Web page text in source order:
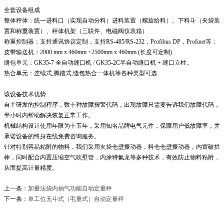
全套设备组成
整体秤体：统一进料口（实现自动分料）进料装置（螺旋给料）、下料斗（夹袋装
置和称重装置）、秤体机架（三联件、电磁阀仪表箱）
称重控制器：支持通讯协议定制，支持RS-485/RS-232，Profibus DP，Profinet等：
皮带输送机：2000 mm x 460mm +2500mm x 460mm (长度可定制)
缝包单元：GK35-7 全自动缝口机 / GK35-2C半自动缝口机 + 缝口立柱。
热合单元：连续式,脚踏式,缝包热合一体机等各种类型可选
该设备技术优势
自主研发的控制程序，数十种故障报警代码，出现故障只需要告诉我们故障代码，
半小时内帮助解决恢复正常工作。
机械结构设计使用年限为十五年，采用知名品牌电气元件，保障用户低故障率；并
承诺设备的终身在线免费咨询服务。
针对特别容易粘附的物料，我们采用夹袋仓壁振动器，料仓仓壁振动器，内置破拱
棒，同时配合内置压缩空气吹壁管，内涂特氟龙等多种技术，有效防止物料粘附，
从而提高计量精度。
上一条： 加量法袋内抽气功能自动定量秤
下一条： 单工位无斗式（毛重式）自动定量秤